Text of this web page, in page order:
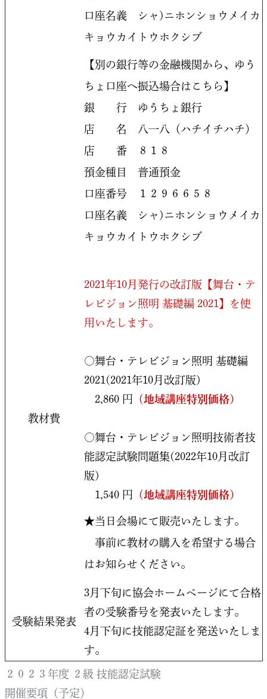
２０２３年度 ２級 技能認定試験
開催要項（予定）
口座名義 シャ)ニホンショウメイカ
キョウカイトウホクシブ
【別の銀行等の金融機関から、ゆう
ちょ口座へ振込場合はこちら】
銀 行 ゆうちょ銀行
店 名 八一八（ハチイチハチ）
店 番 ８１８
預金種目 普通預金
口座番号 １２９６６５８
口座名義 シャ)ニホンショウメイカ
キョウカイトウホクシブ
教材費
2021年10月発行の改訂版【舞台・テ
レビジョン照明 基礎編 2021】を使
用いたします。
○舞台・テレビジョン照明 基礎編
2021(2021年10月改訂版)
2,860 円 （地域講座特別価格）
○舞台・テレビジョン照明技術者技
能認定試験問題集(2022年10月改訂
版)
1,540 円 （地域講座特別価格）
★当日会場にて販売いたします。
事前に教材の購入を希望する場合
はお知らせください。
受験結果発表
3月下旬に協会ホームページにて合格
者の受験番号を発表いたします。
4月下旬に技能認定証を発送いたしま
す。